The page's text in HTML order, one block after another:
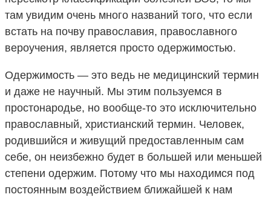
там увидим очень много названий того, что если
встать на почву православия, православного
вероучения, является просто одержимостью.
Одержимость — это ведь не медицинский термин
и даже не научный. Мы этим пользуемся в
простонародье, но вообще-то это исключительно
православный, христианский термин. Человек,
родившийся и живущий предоставленным сам
себе, он неизбежно будет в большей или меньшей
степени одержим. Потому что мы находимся под
постоянным воздействием ближайшей к нам